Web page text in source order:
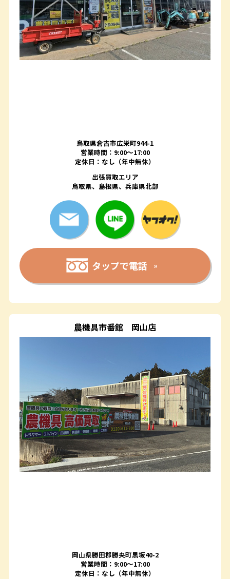
鳥取県倉吉市広栄町944-1
営業時間：9:00～17:00
定休日：なし（年中無休）
出張買取エリア
鳥取県、島根県、兵庫県北部
タップで電話
農機具市番館 岡山店
岡山県勝田郡勝央町黒坂40-2
営業時間：9:00～17:00
定休日：なし（年中無休）